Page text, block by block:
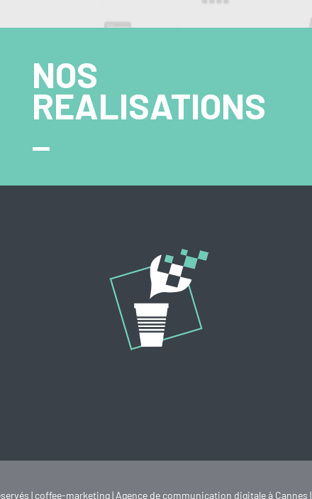
NOS
REALISATIONS
_
| coffee-marketing | Agence de communication digitale à Cannes |